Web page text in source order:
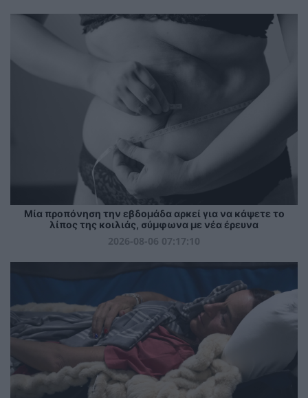
Μία προπόνηση την εβδομάδα αρκεί για να κάψετε το
λίπος της κοιλιάς, σύμφωνα με νέα έρευνα
2026-08-06 07:17:10